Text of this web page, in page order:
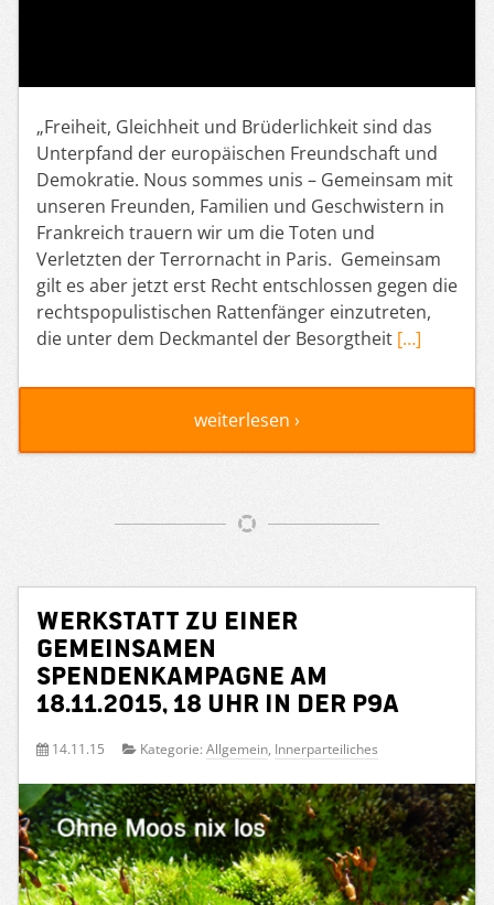
„Freiheit, Gleichheit und Brüderlichkeit sind das
Unterpfand der europäischen Freundschaft und
Demokratie. Nous sommes unis – Gemeinsam mit
unseren Freunden, Familien und Geschwistern in
Frankreich trauern wir um die Toten und
Verletzten der Terrornacht in Paris. Gemeinsam
gilt es aber jetzt erst Recht entschlossen gegen die
rechtspopulistischen Rattenfänger einzutreten,
die unter dem Deckmantel der Besorgtheit […]
weiterlesen ›
Werkstatt zu einer
gemeinsamen
Spendenkampagne am
18.11.2015, 18 Uhr in der P9a
14.11.15 Kategorie: Allgemein, Innerparteiliches